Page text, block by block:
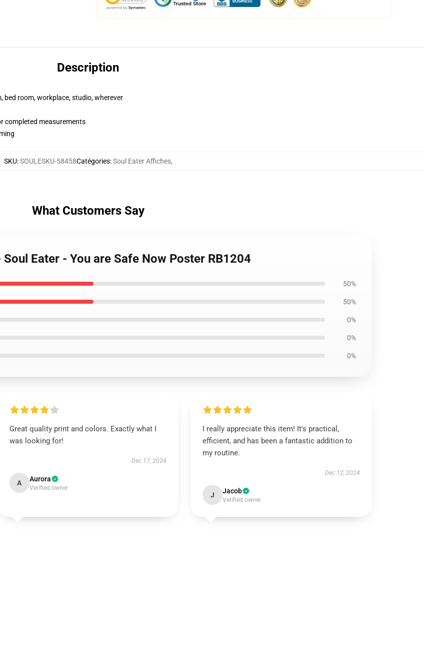
Description
bed room, workplace, studio, wherever
completed measurements
SKU:SOULESKU-58458Catégories:Soul Eater Affiches,
What Customers Say
Eater - You are Safe Now Poster RB1204
50%
50%
0%
0%
0%
Great quality print and colors. Exactly what I
was looking for!
Dec 17, 2024
A Aurora
Verified owner
I really appreciate this item! It's practical,
efficient, and has been a fantastic addition to
my routine.
Dec 12, 2024
J Jacob
Verified owner